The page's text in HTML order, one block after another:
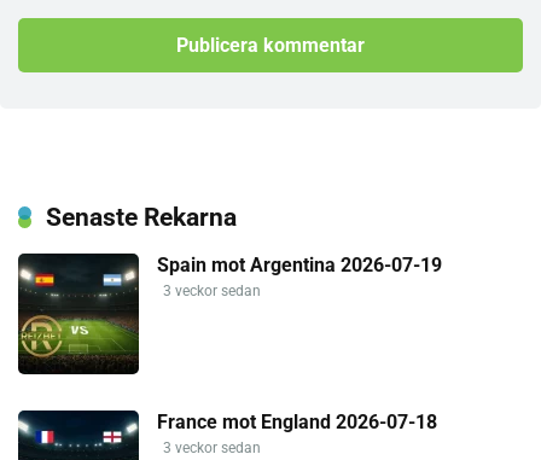
Senaste Rekarna
Spain mot Argentina 2026-07-19
3 veckor sedan
France mot England 2026-07-18
3 veckor sedan